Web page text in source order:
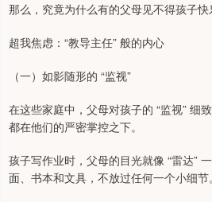
那么，究竟为什么有的父母见不得孩子快
超我焦虑：“教导主任” 般的内心
（一）如影随形的 “监视”
在这些家庭中，父母对孩子的 “监视” 细
都在他们的严密掌控之下。
孩子写作业时，父母的目光就像 “雷达”
面、书本和文具，不放过任何一个小细节。